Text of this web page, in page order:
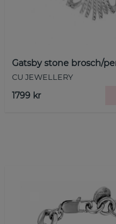
Gatsby stone brosch/
CU JEWELLERY
1799 kr